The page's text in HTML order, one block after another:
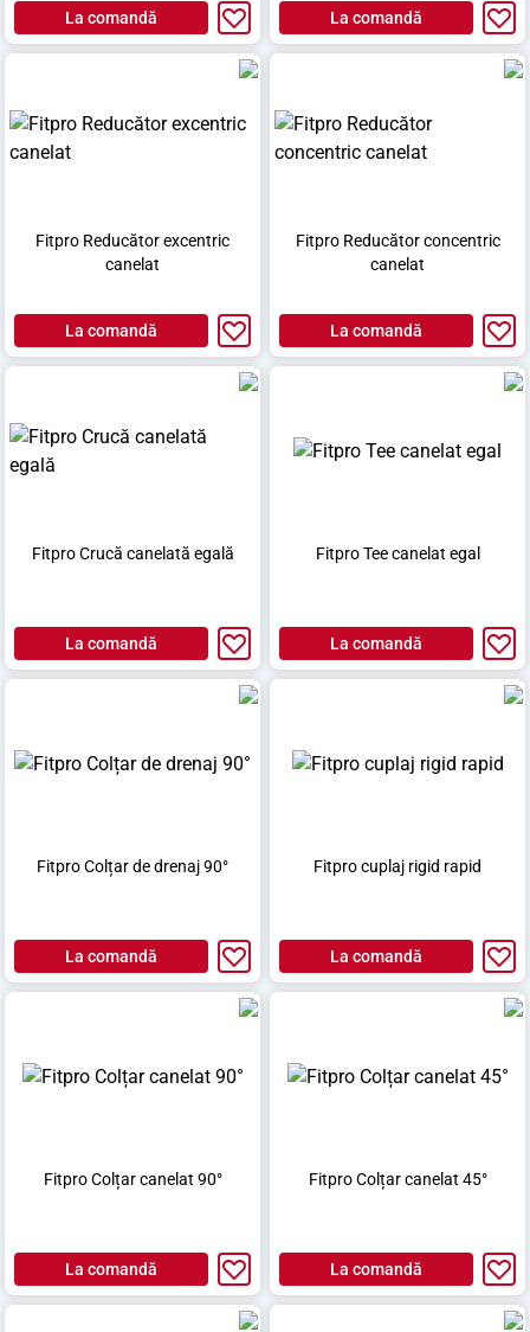
La comandă La comandă
Fitpro Reducător excentric
canelat
La comandă
Fitpro Reducător concentric
canelat
La comandă
Fitpro Crucă canelată egală
La comandă
Fitpro Tee canelat egal
La comandă
Fitpro Colțar de drenaj 90°
La comandă
Fitpro cuplaj rigid rapid
La comandă
Fitpro Colțar canelat 90°
La comandă
Fitpro Colțar canelat 45°
La comandă